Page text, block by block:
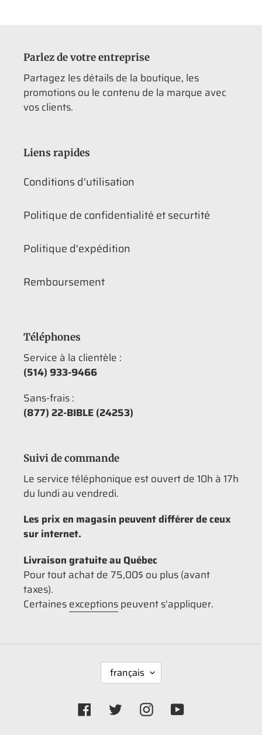
Parlez de votre entreprise
Partagez les détails de la boutique, les
promotions ou le contenu de la marque avec
vos clients.
Liens rapides
Conditions d'utilisation
Politique de confidentialité et securtité
Politique d'expédition
Remboursement
Téléphones
Service à la clientèle :
(514) 933-9466
Sans-frais :
(877) 22-BIBLE (24253)
Suivi de commande
Le service téléphonique est ouvert de 10h à 17h
du lundi au vendredi.
Les prix en magasin peuvent différer de ceux
sur internet.
Livraison gratuite au Québec
Pour tout achat de 75,00$ ou plus (avant
taxes).
Certainesexceptionspeuvent s'appliquer.
A
français
FacebookTwitterInstagramYouTube